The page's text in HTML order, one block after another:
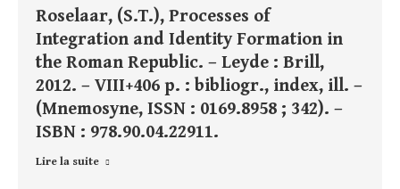
Roselaar, (S.T.), Processes of
Integration and Identity Formation in
the Roman Republic. – Leyde : Brill,
2012. – VIII+406 p. : bibliogr., index, ill. –
(Mnemosyne, ISSN : 0169.8958 ; 342). –
ISBN : 978.90.04.22911.
Lire la suite